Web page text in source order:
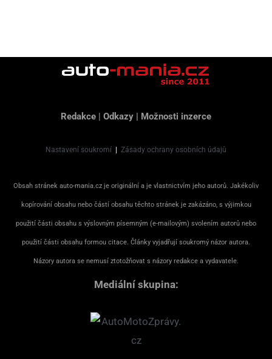
Redakce | Odkazy | Možnosti inzerce
Nastavení soukromí Zásady ochrany osobních údajů
Obsah stránek auto-mania.cz je originální a je vlastnictvím jeho autorů. Jakékoliv
kopírování obsahu nebo částí obsahu těchto stránek je zakázáno, s výjimkou
použití části obsahu s výslovným písemným (e-mailovým) svolením autorů nebo
použití části obsahu formou citace. Články vyjadřují soukromý názor autora.
Názory autora se nemusí ztotožňovat s názory redakce a vydavatele.
Mediální skupina: